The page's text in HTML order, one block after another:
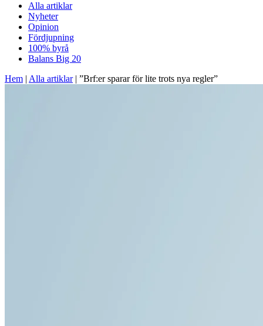
Alla artiklar
Nyheter
Opinion
Fördjupning
100% byrå
Balans Big 20
Hem | Alla artiklar| ”Brf:er sparar för lite trots nya regler”